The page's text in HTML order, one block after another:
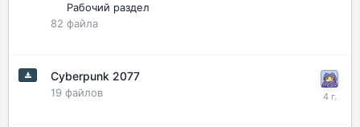
Рабочий раздел
82 файла
Cyberpunk 2077
19 файлов